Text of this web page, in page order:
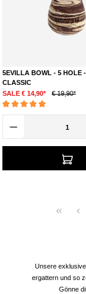
5EVILLA BOWL - 5 HOLE
CLASSIC
SALE € 14,90*
€ 19,90*
Durchschnittliche
Unsere
ergattern und so
Gönne